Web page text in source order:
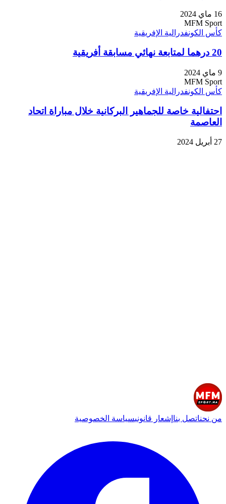
16 ماي 2024
MFM Sport
كأس الكونفدرالية الإفريقية
20 درهما لمتابعة نهائي مسابقة أفريقية
9 ماي 2024
MFM Sport
كأس الكونفدرالية الإفريقية
احتفالية خاصة للجماهير البركانية خلال مباراة اتحاد
العاصمة
27 أبريل 2024
من نحناتصل بنا إشعار قانونيسياسة الخصوصية